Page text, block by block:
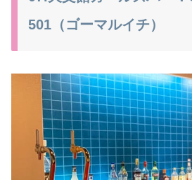
501（ゴーマルイチ）